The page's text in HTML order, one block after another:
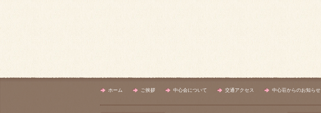
ホーム ご挨拶 中心会について 交通アクセス 中心荘からのお知らせ